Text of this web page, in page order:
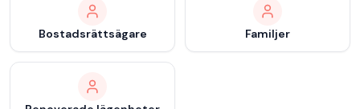
Bostadsrättsägare Familjer